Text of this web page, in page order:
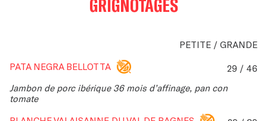
GRIGNOTAGES
PETITE / GRANDE
PATA NEGRA BELLOTTA
29 / 46
Jambon de porc ibérique 36 mois d’affinage, pan con
tomate